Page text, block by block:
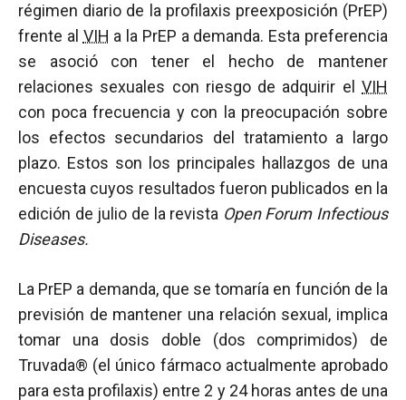
régimen diario de la profilaxis preexposición (PrEP)
frente al VIH a la PrEP a demanda. Esta preferencia
se asoció con tener el hecho de mantener
relaciones sexuales con riesgo de adquirir el VIH
con poca frecuencia y con la preocupación sobre
los efectos secundarios del tratamiento a largo
plazo. Estos son los principales hallazgos de una
encuesta cuyos resultados fueron publicados en la
edición de julio de la revista Open Forum Infectious
Diseases.
La PrEP a demanda, que se tomaría en función de la
previsión de mantener una relación sexual, implica
tomar una dosis doble (dos comprimidos) de
Truvada® (el único fármaco actualmente aprobado
para esta profilaxis) entre 2 y 24 horas antes de una